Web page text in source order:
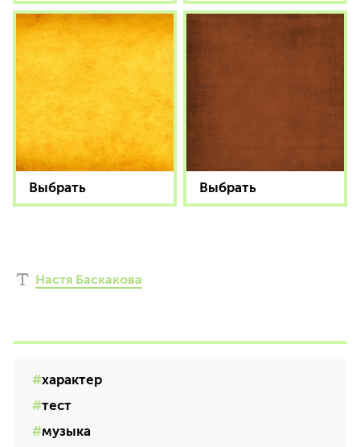
Выбрать Выбрать
Настя Баскакова
характер
тест
музыка